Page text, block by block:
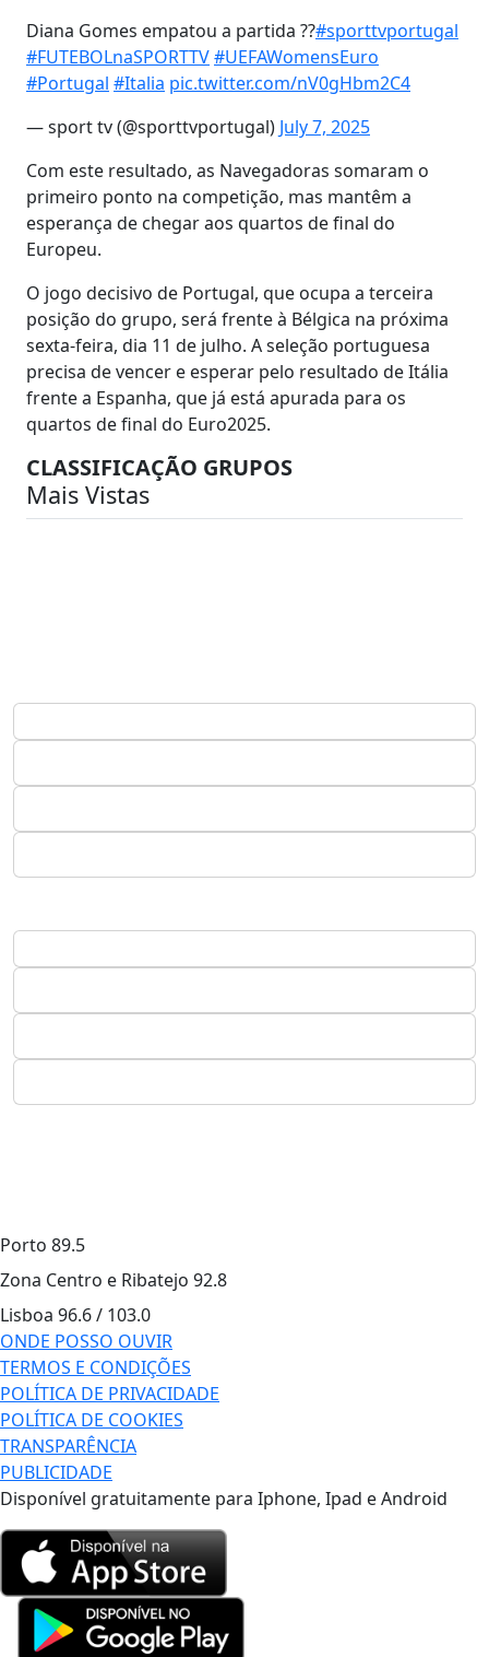
Diana Gomes empatou a partida ??#sporttvportugal
#FUTEBOLnaSPORTTV#UEFAWomensEuro
#Portugal #Italia pic.twitter.com/nV0gHbm2C4
— sport tv (@sporttvportugal) July 7, 2025
Com este resultado, as Navegadoras somaram o
primeiro ponto na competição, mas mantêm a
esperança de chegar aos quartos de final do
Europeu.
O jogo decisivo de Portugal, que ocupa a terceira
posição do grupo, será frente à Bélgica na próxima
sexta-feira, dia 11 de julho. A seleção portuguesa
precisa de vencer e esperar pelo resultado de Itália
frente a Espanha, que já está apurada para os
quartos de final do Euro2025.
CLASSIFICAÇÃO GRUPOS
Mais Vistas
Porto 89.5
Zona Centro e Ribatejo 92.8
Lisboa 96.6 / 103.0
ONDE POSSO OUVIR
TERMOS E CONDIÇÕES
POLÍTICA DE PRIVACIDADE
POLÍTICA DE COOKIES
TRANSPARÊNCIA
PUBLICIDADE
Disponível gratuitamente para Iphone, Ipad e Android